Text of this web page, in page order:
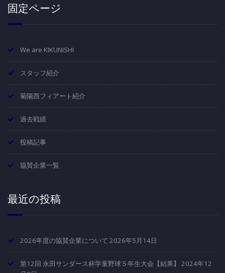
固定ページ
We are KIKUNISHI
スタッフ紹介
菊陽西フィアート紹介
過去戦績
投稿記事
協賛企業一覧
最近の投稿
2026年度の協賛企業について 2026年5月14日
第12回 永田サンダース杯学童野球５年生大会【結果】
2024年12